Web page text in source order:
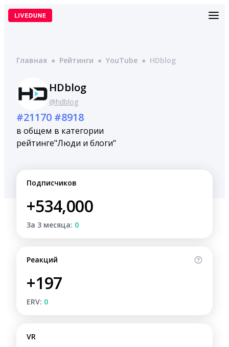
Перейти
Главная ● Рейтинги ● YouTube ● HDblog
HDblog
@hdblog
#21170
в общем
рейтинге
#8918
в категории
"Люди и блоги"
Подписчиков
+534,000
За 3 месяца: 0
Реакций
+197
ERV: 0
VR